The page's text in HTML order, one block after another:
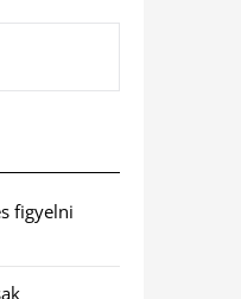
figyelni